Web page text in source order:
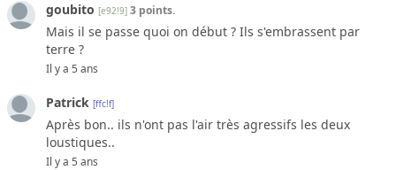
goubito [e92!9] 3 points.
Mais il se passe quoi on début ? Ils s'embrassent par
terre ?
Il y a 5 ans
Patrick [ffc!f]
Après bon.. ils n'ont pas l'air très agressifs les deux
loustiques..
Il y a 5 ans